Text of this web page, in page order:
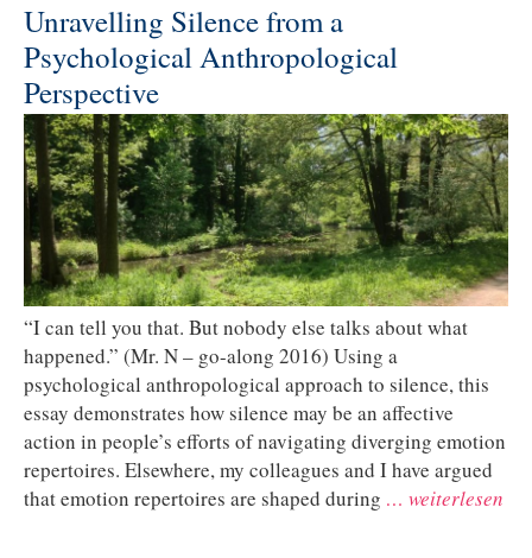
Unravelling Silence from a
Psychological Anthropological
Perspective
“I can tell you that. But nobody else talks about what
happened.” (Mr. N – go-along 2016) Using a
psychological anthropological approach to silence, this
essay demonstrates how silence may be an affective
action in people’s efforts of navigating diverging emotion
repertoires. Elsewhere, my colleagues and I have argued
that emotion repertoires are shaped during … weiterlesen